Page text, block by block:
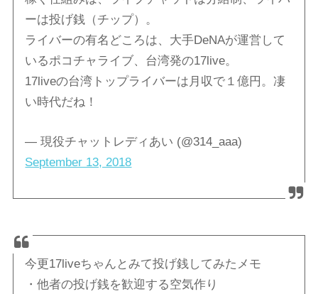
ーは投げ銭（チップ）。
ライバーの有名どころは、大手DeNAが運営して
いるポコチャライブ、台湾発の17live。
17liveの台湾トップライバーは月収で１億円。凄
い時代だね！
— 現役チャットレディあい (@314_aaa)
September 13, 2018
今更17liveちゃんとみて投げ銭してみたメモ
・他者の投げ銭を歓迎する空気作り